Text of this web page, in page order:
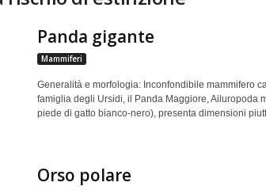
Panda gigante
Mammiferi
Generalità e morfologia: Inconfondibile mammifero
famiglia degli Ursidi, il Panda Maggiore, Ailuropoda
piede di gatto bianco-nero), presenta dimensioni
Orso polare